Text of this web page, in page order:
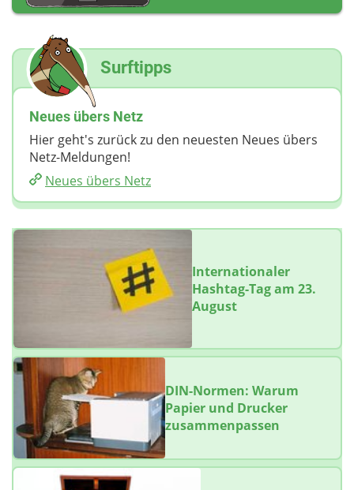
Surftipps
Neues übers Netz
Hier geht's zurück zu den neuesten Neues übers
Netz-Meldungen!
Neues übers Netz
Internationaler
Hashtag-Tag am 23.
August
DIN-Normen: Warum
Papier und Drucker
zusammenpassen